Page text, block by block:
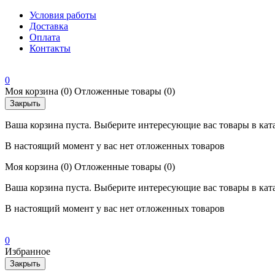
Условия работы
Доставка
Оплата
Контакты
0
Моя корзина (0) Отложенные товары (0)
Закрыть
Ваша корзина пуста. Выберите интересующие вас товары в
В настоящий момент у вас нет отложенных товаров
Моя корзина (0) Отложенные товары (0)
Ваша корзина пуста. Выберите интересующие вас товары в
В настоящий момент у вас нет отложенных товаров
0
Избранное
Закрыть